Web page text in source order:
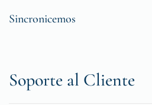
Sincronicemos
Soporte al Cliente